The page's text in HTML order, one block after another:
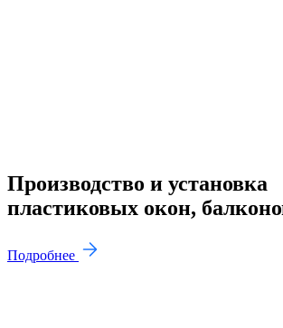
Производство и установка
пластиковых окон,
Подробнее